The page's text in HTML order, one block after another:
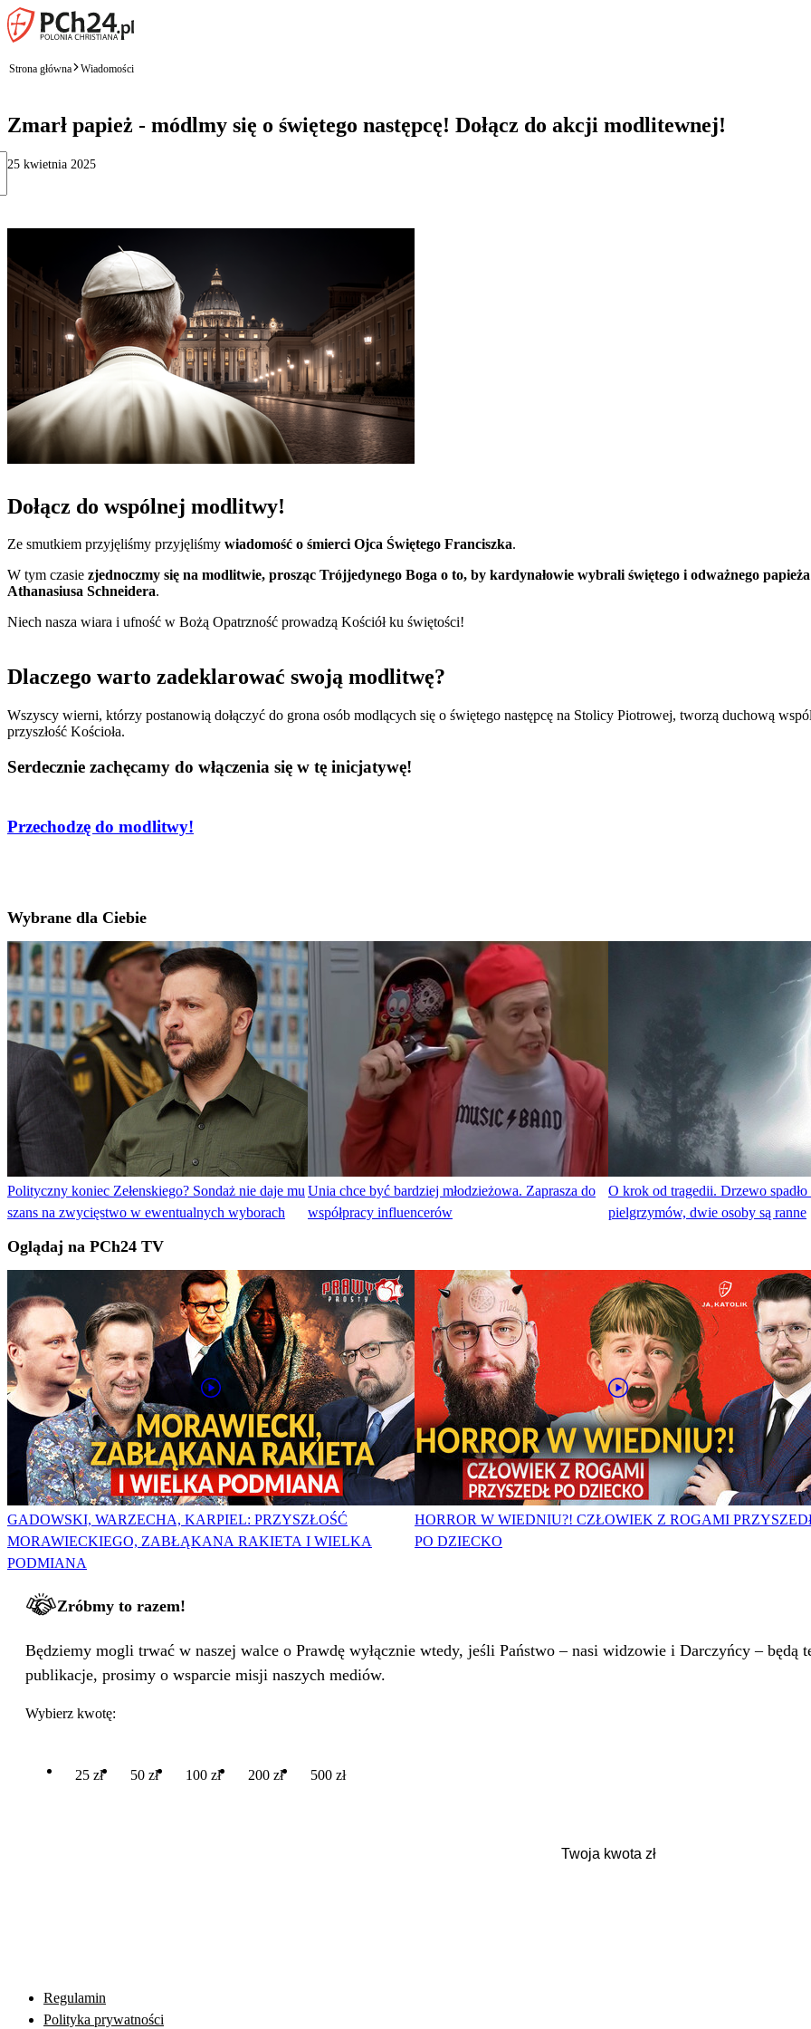
Strona główna Wiadomości
Zmarł papież - módlmy się o świętego następcę! Dołącz do akcji modlitewnej!
25 kwietnia 2025
Dołącz do wspólnej modlitwy!
Ze smutkiem przyjęliśmy przyjęliśmy wiadomość o śmierci Ojca Świętego Franciszka.
W tym czasie zjednoczmy się na modlitwie, prosząc Trójjedynego Boga o to, by kardynałowie wybrali świętego i odważnego papieża
Athanasiusa Schneidera.
Niech nasza wiara i ufność w Bożą Opatrzność prowadzą Kościół ku świętości!
Dlaczego warto zadeklarować swoją modlitwę?
Wszyscy wierni, którzy postanowią dołączyć do grona osób modlących się o świętego następcę na Stolicy Piotrowej, tworzą duchową
przyszłość Kościoła.
Serdecznie zachęcamy do włączenia się w tę inicjatywę!
Przechodzę do modlitwy!
Wybrane dla Ciebie
Polityczny koniec Zełenskiego? Sondaż nie daje mu
szans na zwycięstwo w ewentualnych wyborach
Unia chce być bardziej młodzieżowa. Zaprasza do
współpracy influencerów
O krok od tragedii. Drzewo spadło
pielgrzymów, dwie osoby są ranne
Oglądaj na PCh24 TV
GADOWSKI, WARZECHA, KARPIEL: PRZYSZŁOŚĆ
MORAWIECKIEGO, ZABŁĄKANA RAKIETA I WIELKA
PODMIANA
HORROR W WIEDNIU?! CZŁOWIEK Z ROGAMI
PO DZIECKO
Zróbmy to razem!
Będziemy mogli trwać w naszej walce o Prawdę wyłącznie wtedy, jeśli Państwo – nasi widzowie i Darczyńcy – będą
publikacje, prosimy o wsparcie misji naszych mediów.
Wybierz kwotę:
25 zł 50 zł 100 zł 200 zł 500 zł
Regulamin
Polityka prywatności